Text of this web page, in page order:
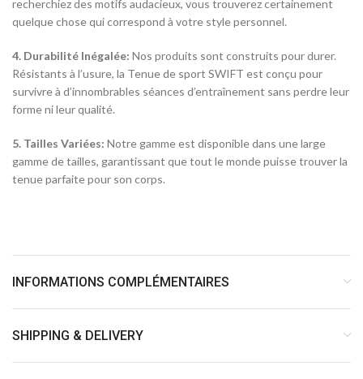
recherchiez des motifs audacieux, vous trouverez certainement
quelque chose qui correspond à votre style personnel.
4. Durabilité Inégalée: Nos produits sont construits pour durer.
Résistants à l’usure, la Tenue de sport SWIFT est conçu pour
survivre à d’innombrables séances d’entraînement sans perdre leur
forme ni leur qualité.
5. Tailles Variées: Notre gamme est disponible dans une large
gamme de tailles, garantissant que tout le monde puisse trouver la
tenue parfaite pour son corps.
INFORMATIONS COMPLÉMENTAIRES
SHIPPING & DELIVERY